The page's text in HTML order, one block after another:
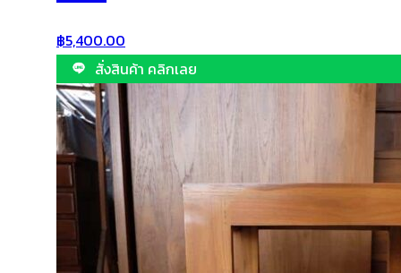
฿5,400.00
สั่งสินค้า คลิกเลย